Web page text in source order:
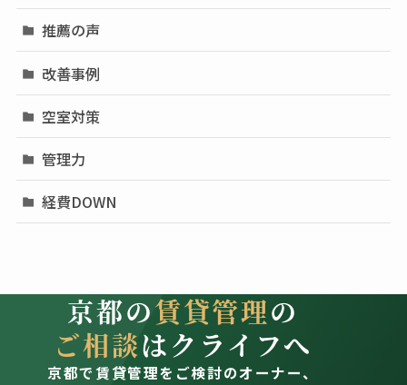
推薦の声
改善事例
空室対策
管理力
経費DOWN
京都の賃貸管理の
ご相談はクライフへ
京都で賃貸管理をご検討のオーナー、